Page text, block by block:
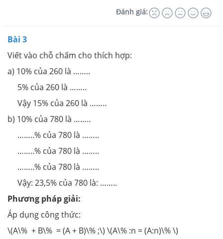
Đánh giá:
Bài 3
Viết vào chỗ chấm cho thích hợp:
a) 10% của 260 là ……..
5% của 260 là ……..
Vậy 15% của 260 là ……..
b) 10% của 780 là ……..
……..% của 780 là ……..
……..% của 780 là ……..
……..% của 780 là ……..
Vậy: 23,5% của 780 là: ……..
Phương pháp giải:
Áp dụng công thức:
\(A\% + B\% = (A + B)\% ;\) \(A\% :n = (A:n)\% \)